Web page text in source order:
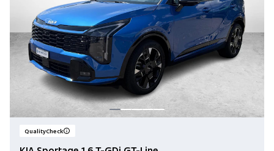
QualityCheck